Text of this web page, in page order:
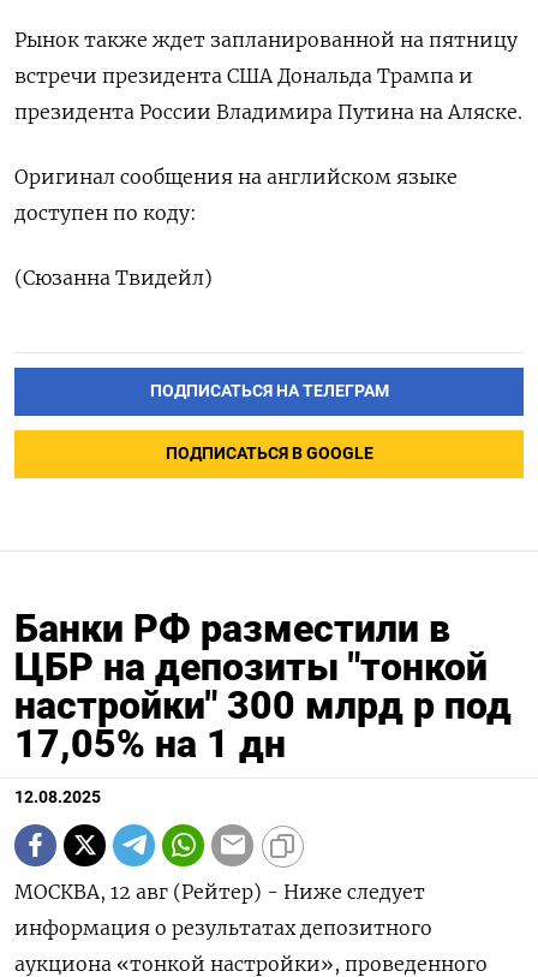
Рынок также ждет запланированной на пятницу
встречи президента США Дональда Трампа и
президента России Владимира Путина на Аляске.
Оригинал сообщения на английском языке
доступен по коду:
(Сюзанна Твидейл)
ПОДПИСАТЬСЯ НА ТЕЛЕГРАМ
ПОДПИСАТЬСЯ В GOOGLE
Банки РФ разместили в
ЦБР на депозиты "тонкой
настройки" 300 млрд р под
17,05% на 1 дн
12.08.2025
МОСКВА, 12 авг (Рейтер) - Ниже следует
информация о результатах депозитного
аукциона «тонкой настройки», проведенного